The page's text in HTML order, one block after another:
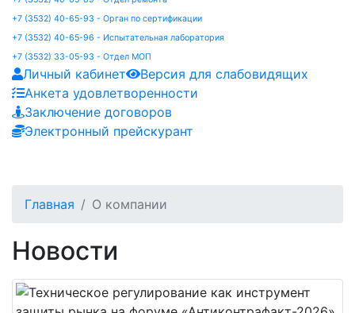
+7 (3532) 40-65-93 - Орган по сертификации
+7 (3532) 40-65-96 - Испытательная лаборатория
+7 (3532) 33-05-93 - Отдел МОП
Личный кабинет
Версия для слабовидящих
Анкета удовлетворенности
Заключение договоров
Электронный прейскурант
Главная О компании
Новости